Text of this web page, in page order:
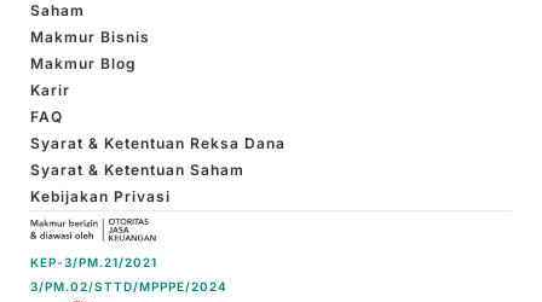
Saham
Makmur Bisnis
Makmur Blog
Karir
FAQ
Syarat & Ketentuan Reksa Dana
Syarat & Ketentuan Saham
Kebijakan Privasi
KEP-3/PM.21/2021
3/PM.02/STTD/MPPPE/2024